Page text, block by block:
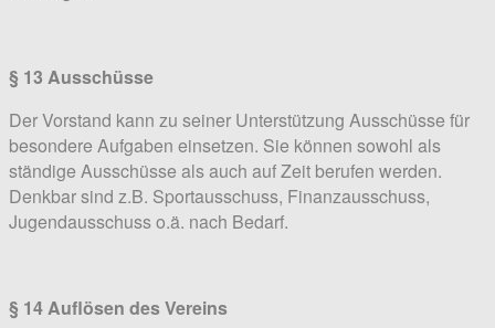
§ 13 Ausschüsse
Der Vorstand kann zu seiner Unterstützung Ausschüsse für
besondere Aufgaben einsetzen. Sie können sowohl als
ständige Ausschüsse als auch auf Zeit berufen werden.
Denkbar sind z.B. Sportausschuss, Finanzausschuss,
Jugendausschuss o.ä. nach Bedarf.
§ 14 Auflösen des Vereins